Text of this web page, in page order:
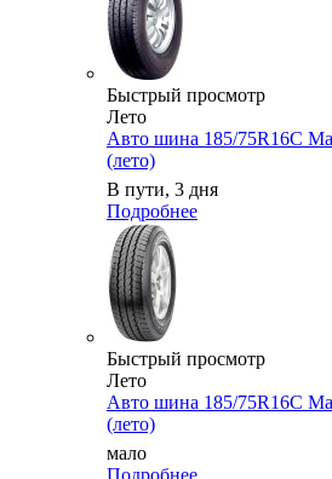
Быстрый просмотр
Лето
Авто шина 185/75R16C
(лето)
В пути, 3 дня
Подробнее
Быстрый просмотр
Лето
Авто шина 185/75R16C
(лето)
мало